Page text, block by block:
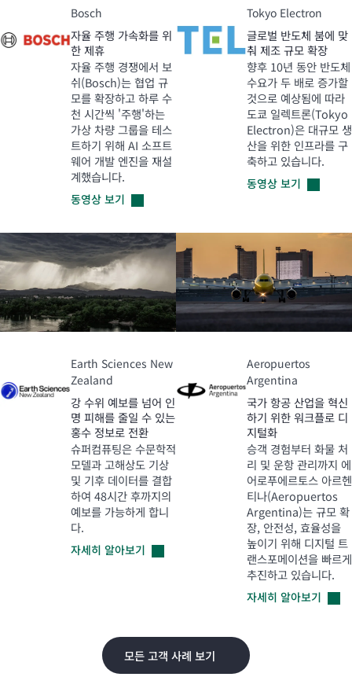
Bosch
자율 주행 가속화를 위
한 제휴
자율 주행 경쟁에서 보
쉬(Bosch)는 협업 규
모를 확장하고 하루 수
천 시간씩 '주행'하는
가상 차량 그룹을 테스
트하기 위해 AI 소프트
웨어 개발 엔진을 재설
계했습니다.
동영상 보기
Tokyo Electron
글로벌 반도체 붐에 맞
춰 제조 규모 확장
향후 10년 동안 반도체
수요가 두 배로 증가할
것으로 예상됨에 따라
도쿄 일렉트론(Tokyo
Electron)은 대규모 생
산을 위한 인프라를 구
축하고 있습니다.
동영상 보기
Earth Sciences New
Zealand
강 수위 예보를 넘어 인
명 피해를 줄일 수 있는
홍수 정보로 전환
슈퍼컴퓨팅은 수문학적
모델과 고해상도 기상
및 기후 데이터를 결합
하여 48시간 후까지의
예보를 가능하게 합니
다.
자세히 알아보기
Aeropuertos
Argentina
국가 항공 산업을 혁신
하기 위한 워크플로 디
지털화
승객 경험부터 화물 처
리 및 운항 관리까지 에
어로푸에르토스 아르헨
티나(Aeropuertos
Argentina)는 규모 확
장, 안전성, 효율성을
높이기 위해 디지털 트
랜스포메이션을 빠르게
추진하고 있습니다.
자세히 알아보기
모든 고객 사례 보기